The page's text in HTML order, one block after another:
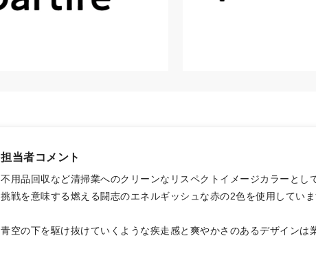
担当者コメント
不用品回収など清掃業へのクリーンなリスペクトイメージカラーとし
挑戦を意味する燃える闘志のエネルギッシュな赤の2色を使用していま
青空の下を駆け抜けていくような疾走感と爽やかさのあるデザインは